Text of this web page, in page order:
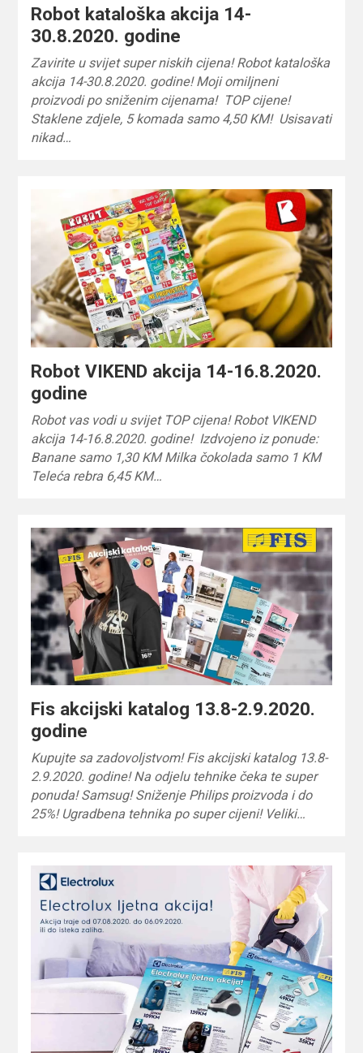
Robot kataloška akcija 14-
30.8.2020. godine
Zavirite u svijet super niskih cijena! Robot kataloška
akcija 14-30.8.2020. godine! Moji omiljneni
proizvodi po sniženim cijenama! TOP cijene!
Staklene zdjele, 5 komada samo 4,50 KM! Usisavati
nikad…
Robot VIKEND akcija 14-16.8.2020.
godine
Robot vas vodi u svijet TOP cijena! Robot VIKEND
akcija 14-16.8.2020. godine! Izdvojeno iz ponude:
Banane samo 1,30 KM Milka čokolada samo 1 KM
Teleća rebra 6,45 KM…
Fis akcijski katalog 13.8-2.9.2020.
godine
Kupujte sa zadovoljstvom! Fis akcijski katalog 13.8-
2.9.2020. godine! Na odjelu tehnike čeka te super
ponuda! Samsug! Sniženje Philips proizvoda i do
25%! Ugradbena tehnika po super cijeni! Veliki…